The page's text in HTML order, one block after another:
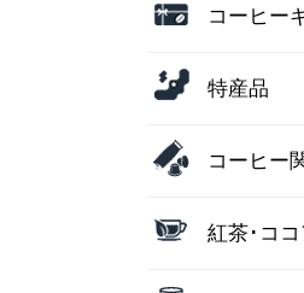
コーヒー
特産品
コーヒー
紅茶･コ